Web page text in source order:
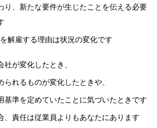
り、新たな要件が生じたことを伝える必要
解雇する理由は状況の変化です
社が変化したとき、
られるものが変化したときや、
基準を定めていたことに気づいたときです
、責任は従業員よりもあなたにあります